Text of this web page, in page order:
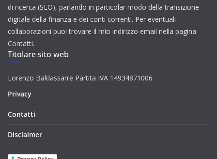
di ricerca (SEO), parlando in particolar modo della transizione
digitale della finanza e dei conti correnti. Per eventuali
collaborazioni puoi trovare il mio indirizzo email nella pagina
Contatti.
Titolare sito web
Lorenzo Baldassarre Partita IVA 14934871006
Privacy
Contatti
Disclaimer